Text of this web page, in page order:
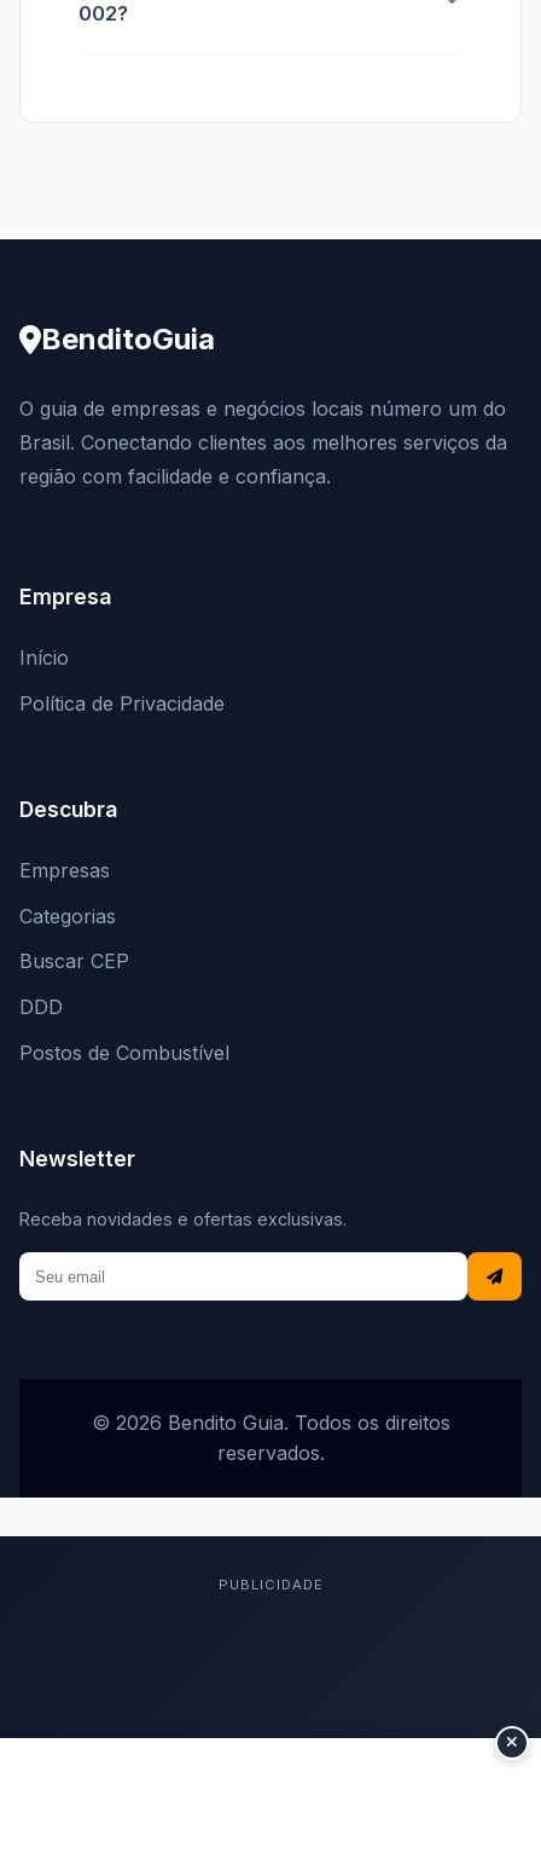
002?
BenditoGuia
O guia de empresas e negócios locais número um do
Brasil. Conectando clientes aos melhores serviços da
região com facilidade e confiança.
Empresa
Início
Política de Privacidade
Descubra
Empresas
Categorias
Buscar CEP
DDD
Postos de Combustível
Newsletter
Receba novidades e ofertas exclusivas.
© 2026 Bendito Guia. Todos os direitos
reservados.